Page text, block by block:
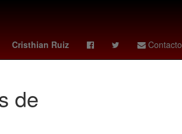
Cristhian Ruiz Contacto
Caro Quintero
de